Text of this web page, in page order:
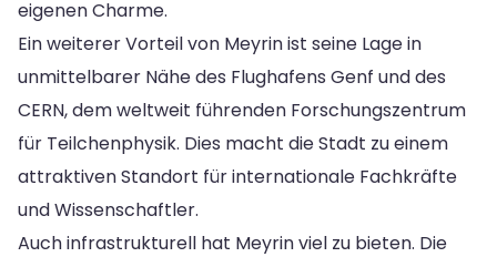
eigenen Charme.
Ein weiterer Vorteil von Meyrin ist seine Lage in
unmittelbarer Nähe des Flughafens Genf und des
CERN, dem weltweit führenden Forschungszentrum
für Teilchenphysik. Dies macht die Stadt zu einem
attraktiven Standort für internationale Fachkräfte
und Wissenschaftler.
Auch infrastrukturell hat Meyrin viel zu bieten. Die